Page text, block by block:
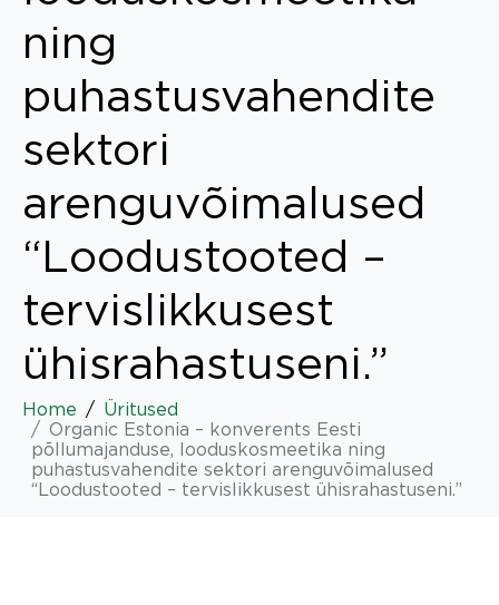
ning
puhastusvahendite
sektori
arenguvõimalused
“Loodustooted –
tervislikkusest
ühisrahastuseni.”
Home
Üritused
Organic Estonia – konverents Eesti
põllumajanduse, looduskosmeetika ning
puhastusvahendite sektori arenguvõimalused
“Loodustooted – tervislikkusest ühisrahastuseni.”